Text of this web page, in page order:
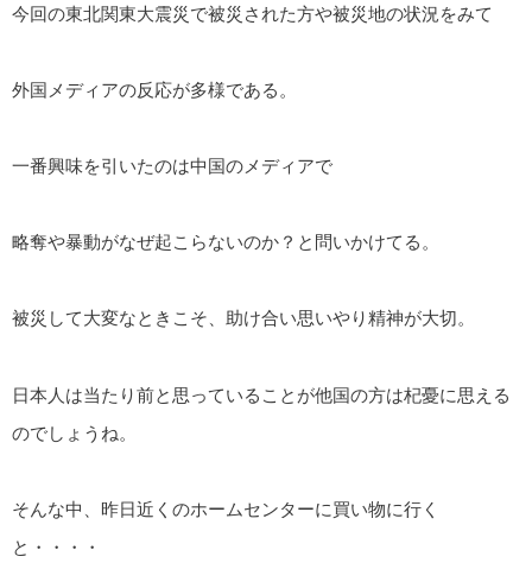
今回の東北関東大震災で被災された方や被災地の状況をみて
外国メディアの反応が多様である。
一番興味を引いたのは中国のメディアで
略奪や暴動がなぜ起こらないのか？と問いかけてる。
被災して大変なときこそ、助け合い思いやり精神が大切。
日本人は当たり前と思っていることが他国の方は杞憂に思える
のでしょうね。
そんな中、昨日近くのホームセンターに買い物に行く
と・・・・